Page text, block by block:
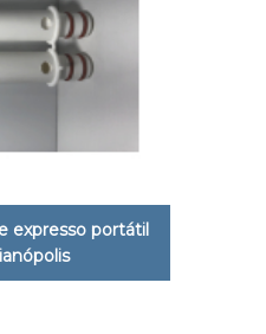
expresso portátil